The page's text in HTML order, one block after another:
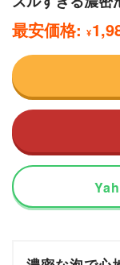
最安価格: ¥